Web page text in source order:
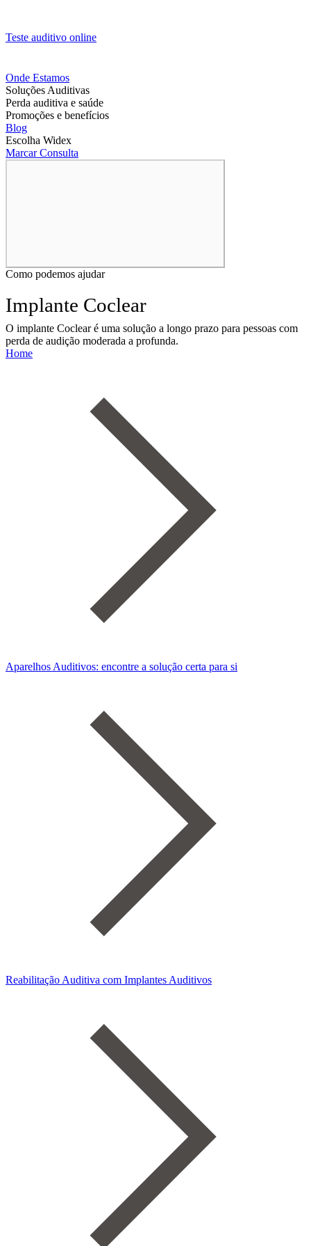
Teste auditivo online
Onde Estamos
Soluções Auditivas
Perda auditiva e saúde
Promoções e benefícios
Blog
Escolha Widex
Marcar Consulta
Como podemos ajudar
Implante Coclear
O implante Coclear é uma solução a longo prazo para pessoas com
perda de audição moderada a profunda.
Home
Aparelhos Auditivos: encontre a solução certa para si
Reabilitação Auditiva com Implantes Auditivos